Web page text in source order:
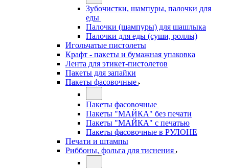
Зубочистки, шампуры, палочки для
еды
Палочки (шампуры) для шашлыка
Палочки для еды (суши, роллы)
Игольчатые пистолеты
Крафт - пакеты и бумажная упаковка
Лента для этикет-пистолетов
Пакеты для запайки
Пакеты фасовочные
Пакеты фасовочные
Пакеты "МАЙКА" без печати
Пакеты "МАЙКА" с печатью
Пакеты фасовочные в РУЛОНЕ
Печати и штампы
Риббоны, фольга для тиснения